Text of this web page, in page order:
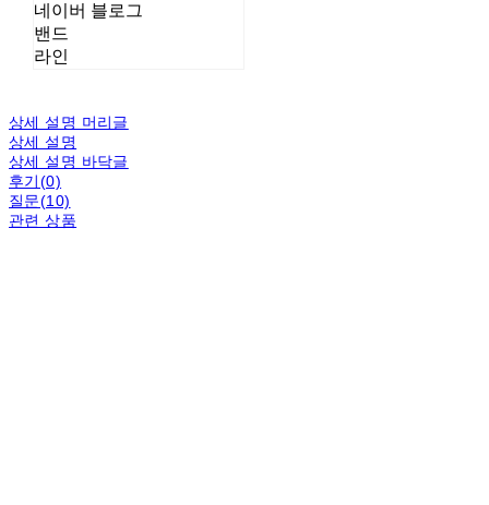
네이버 블로그
밴드
라인
상세 설명 머리글
상세 설명
상세 설명 바닥글
후기(0)
질문(10)
관련 상품